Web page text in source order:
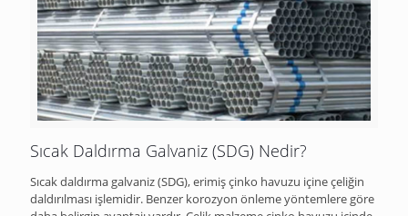
Sıcak Daldırma Galvaniz (SDG) Nedir?
Sıcak daldırma galvaniz (SDG), erimiş çinko havuzu içine çeliğin
daldırılması işlemidir. Benzer korozyon önleme yöntemlere göre